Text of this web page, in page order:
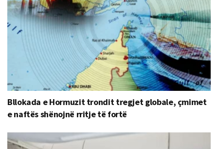
Bllokada e Hormuzit trondit tregjet globale, çmimet
e naftës shënojnë rritje të fortë